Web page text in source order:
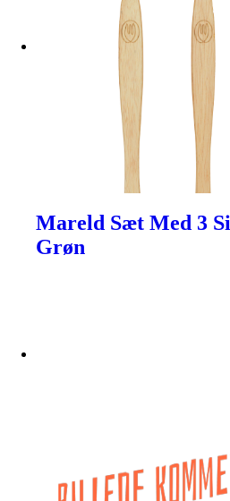
Mareld Sæt Med 3
Grøn